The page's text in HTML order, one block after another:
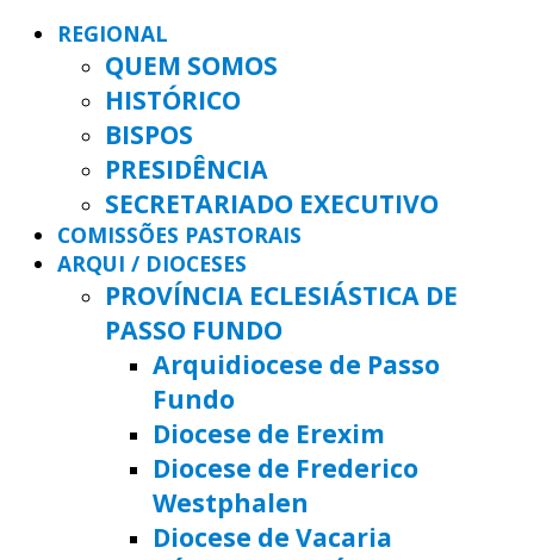
REGIONAL
QUEM SOMOS
HISTÓRICO
BISPOS
PRESIDÊNCIA
SECRETARIADO EXECUTIVO
COMISSÕES PASTORAIS
ARQUI / DIOCESES
PROVÍNCIA ECLESIÁSTICA DE
PASSO FUNDO
Arquidiocese de Passo
Fundo
Diocese de Erexim
Diocese de Frederico
Westphalen
Diocese de Vacaria